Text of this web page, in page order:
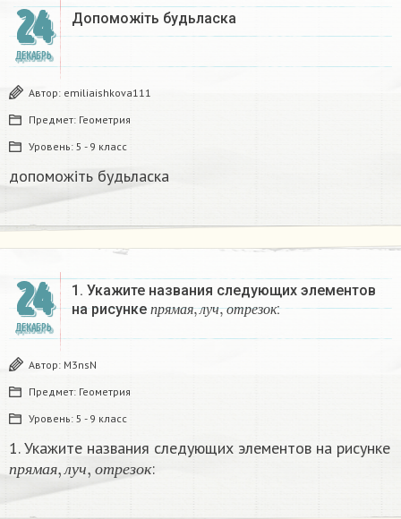
24
ДЕКАБРЬ
Допоможіть будьласка
Автор: emiliaishkova111
Предмет: Геометрия
Уровень: 5 - 9 класс
допоможіть будьласка
24
ДЕКАБРЬ
1. Укажите названия следующих элементов
на рисунке
прямая л у ч о т р е зо к
прямая,л уч, отрезок
:
Автор: M3nsN
Предмет: Геометрия
Уровень: 5 - 9 класс
1. Укажите названия следующих элементов на рисунке
п рямая л у ч о т р е з о к
пр ямая,луч ,отрезок: